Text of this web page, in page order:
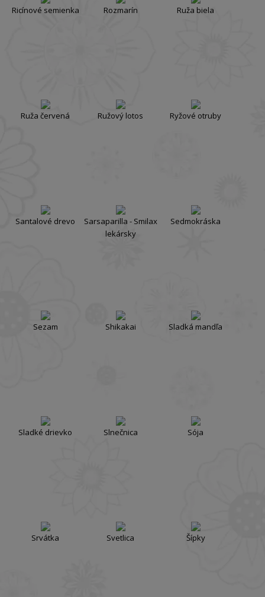
Ricínové semienka Rozmarín Ruža biela
Ruža červená Ružový lotos Ryžové otruby
Santalové drevo
Sarsaparilla - Smilax
lekársky
Sedmokráska
Sezam Shikakai Sladká mandľa
Sladké drievko Slnečnica Sója
Srvátka Svetlica Šípky